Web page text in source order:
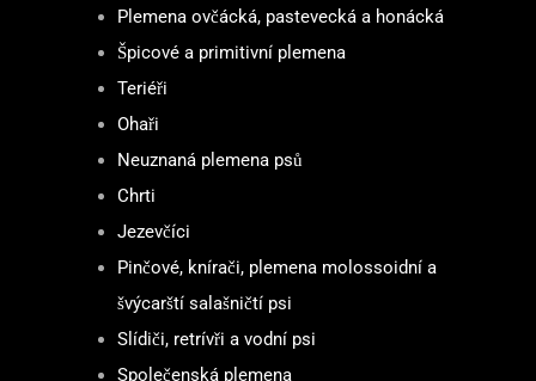
Plemena ovčácká, pastevecká a honácká
Špicové a primitivní plemena
Teriéři
Ohaři
Neuznaná plemena psů
Chrti
Jezevčíci
Pinčové, knírači, plemena molossoidní a
švýcarští salašničtí psi
Slídiči, retrívři a vodní psi
Společenská plemena